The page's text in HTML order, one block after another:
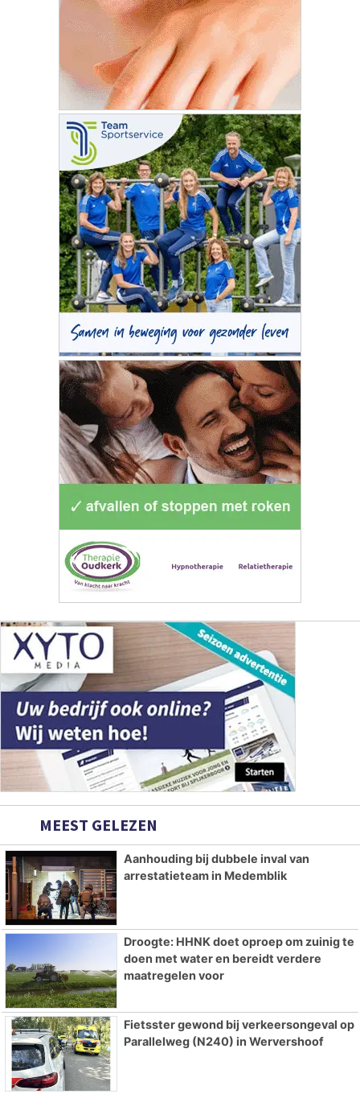
MEEST GELEZEN
Aanhouding bij dubbele inval van
arrestatieteam in Medemblik
Droogte: HHNK doet oproep om zuinig te
doen met water en bereidt verdere
maatregelen voor
Fietsster gewond bij verkeersongeval op
Parallelweg (N240) in Wervershoof